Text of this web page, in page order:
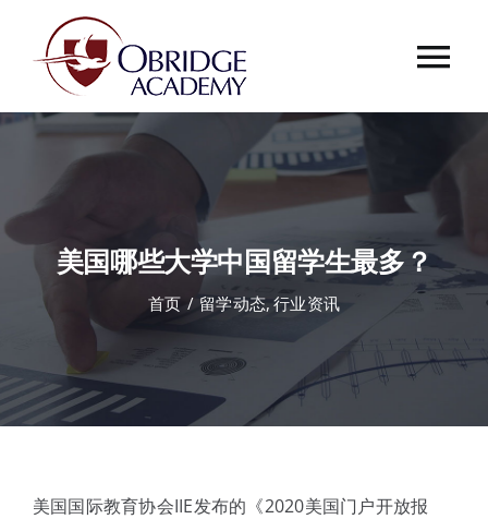
首页
欧桥介绍
课程中心
合作伙伴
体验中心
美国哪些大学中国留学生最多？
首页 留学动态 行业资讯
美国国际教育协会IIE发布的《2020美国门户开放报